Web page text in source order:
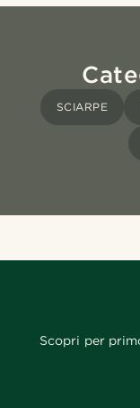
SCIARPE
Scopri per